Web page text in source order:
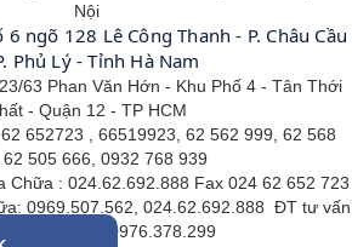
Nội
6 ngõ 128 Lê Công Thanh - P. Châu Cầu
Phủ Lý - Tỉnh Hà Nam
63 Phan Văn Hớn - Khu Phố 4 - Tân Thới
- Quận 12 - TP HCM
652723 , 66519923, 62 562 999, 62 568
505 666, 0932 768 939
Chữa : 024.62.692.888 Fax 024 62 652 723
0969.507.562, 024.62.692.888 ĐT tư vấn
phần mềm: 0976.378.299